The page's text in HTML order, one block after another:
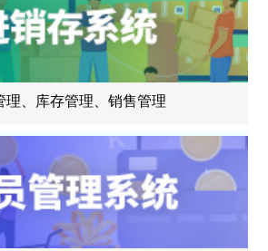
理、库存管理、销售管理